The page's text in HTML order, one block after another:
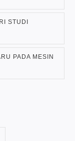
STUDI
PADA MESIN